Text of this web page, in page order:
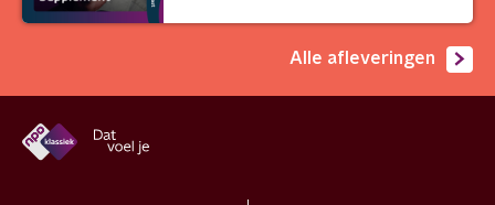
Alle afleveringen